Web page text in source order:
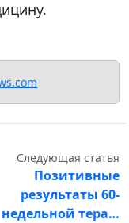
Следующая статья
Позитивные
результаты 60-
недельной тера…